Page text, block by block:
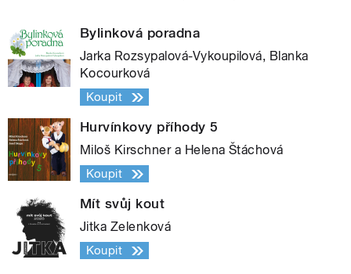
Bylinková poradna
Jarka Rozsypalová-Vykoupilová, Blanka
Kocourková
Koupit
Hurvínkovy příhody 5
Miloš Kirschner a Helena Štáchová
Koupit
Mít svůj kout
Jitka Zelenková
Koupit